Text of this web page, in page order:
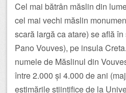
Cel mai bătrân măslin din
cel mai vechi măslin
scară largă ca atare) se află
Pano Vouves), pe insula
numele de Măslinul din
între 2.000 și 4.000 de ani
estimările științifice de la